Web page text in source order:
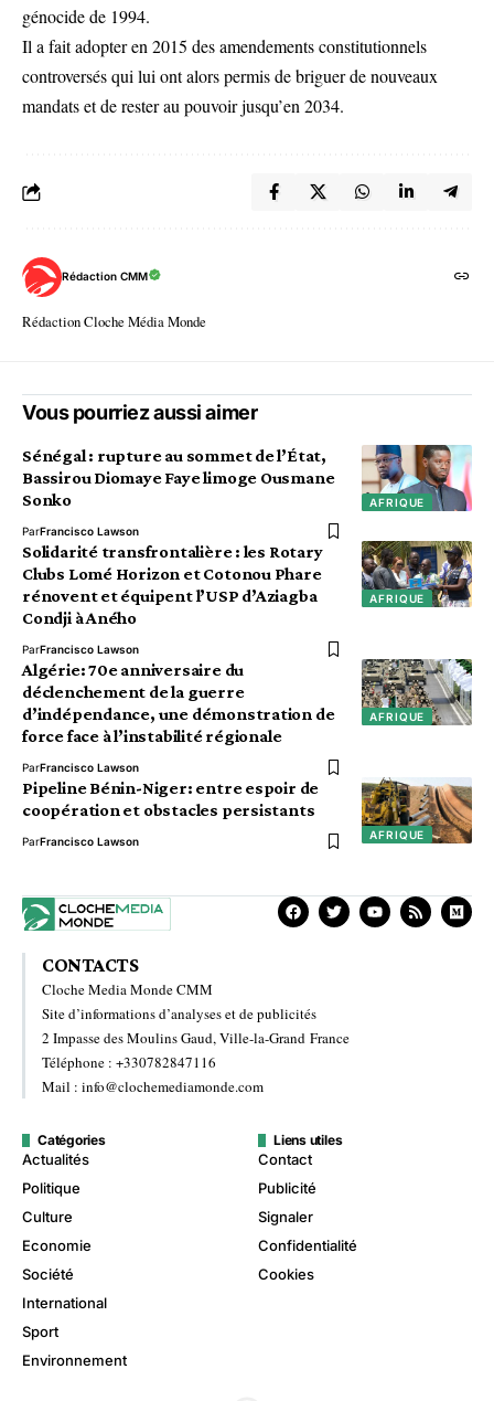
génocide de 1994.
Il a fait adopter en 2015 des amendements constitutionnels
controversés qui lui ont alors permis de briguer de nouveaux
mandats et de rester au pouvoir jusqu’en 2034.
Rédaction CMM
Rédaction Cloche Média Monde
Vous pourriez aussi aimer
AFRIQUE
Sénégal : rupture au sommet de l’État,
Bassirou Diomaye Faye limoge Ousmane
Sonko
ParFrancisco Lawson
AFRIQUE
Solidarité transfrontalière : les Rotary
Clubs Lomé Horizon et Cotonou Phare
rénovent et équipent l’USP d’Aziagba
Condji à Aného
ParFrancisco Lawson
AFRIQUE
Algérie: 70e anniversaire du
déclenchement de la guerre
d’indépendance, une démonstration de
force face à l’instabilité régionale
ParFrancisco Lawson
AFRIQUE
Pipeline Bénin-Niger: entre espoir de
coopération et obstacles persistants
ParFrancisco Lawson
CONTACTS
Cloche Media Monde CMM
Site d’informations d’analyses et de publicités
2 Impasse des Moulins Gaud, Ville-la-Grand France
Téléphone : +330782847116
Mail : info@clochemediamonde.com
Catégories
Actualités
Politique
Culture
Economie
Société
International
Sport
Environnement
Liens utiles
Contact
Publicité
Signaler
Confidentialité
Cookies